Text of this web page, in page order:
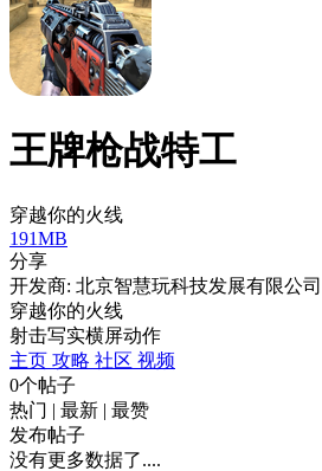
王牌枪战特工
穿越你的火线
191MB
分享
开发商: 北京智慧玩科技发展有限公司
穿越你的火线
射击写实横屏动作
主页 攻略 社区 视频
0个帖子
热门 | 最新 | 最赞
发布帖子
没有更多数据了....